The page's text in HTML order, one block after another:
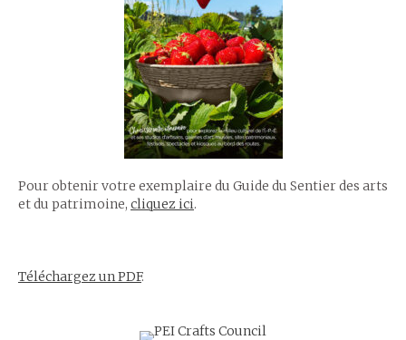
Pour obtenir votre exemplaire du Guide du Sentier des arts
et du patrimoine, cliquez ici.
Téléchargez un PDF.